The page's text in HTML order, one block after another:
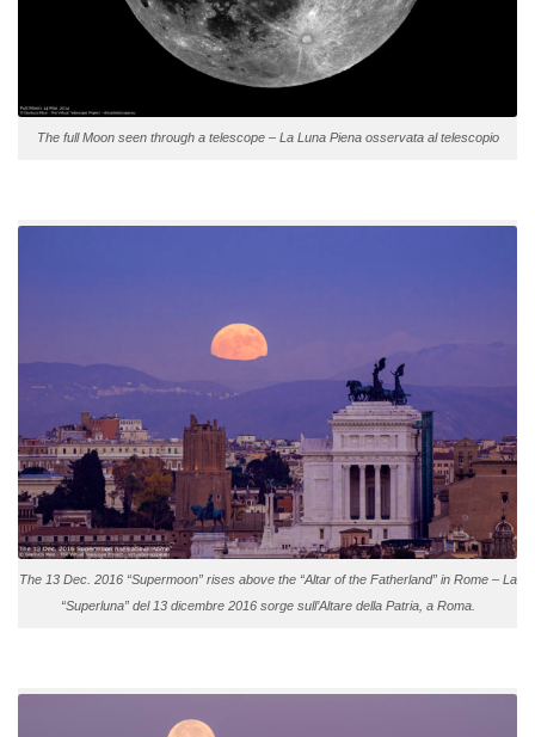
The full Moon seen through a telescope – La Luna Piena osservata al telescopio
The 13 Dec. 2016 “Supermoon” rises above the “Altar of the Fatherland” in Rome – La
“Superluna” del 13 dicembre 2016 sorge sull’Altare della Patria, a Roma.